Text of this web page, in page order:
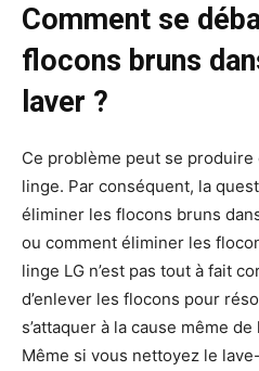
Comment se
flocons bruns
laver ?
Ce problème peut se produire
linge. Par conséquent, la
éliminer les flocons bruns
ou comment éliminer les
linge LG n’est pas tout à fait
d’enlever les flocons pour
s’attaquer à la cause même
Même si vous nettoyez le